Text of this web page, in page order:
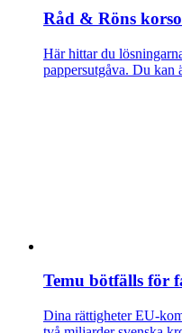
Råd & Röns
Här hittar du
pappersutgåva. Du kan
Temu bötfälls för
Dina rättigheterEU-